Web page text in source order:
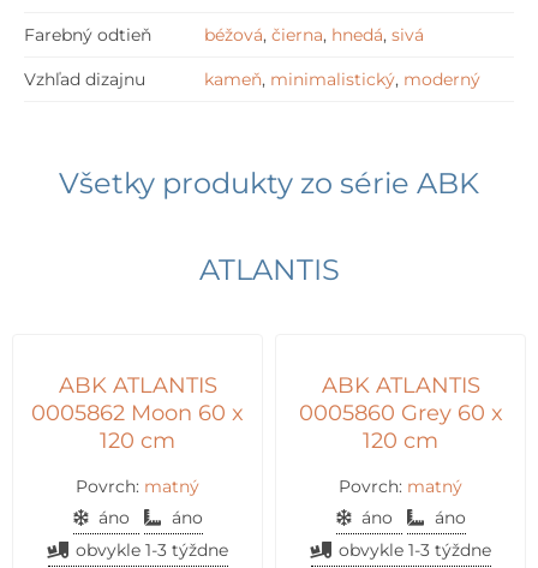
Farebný odtieň béžová, čierna, hnedá, sivá
Vzhľad dizajnu kameň, minimalistický, moderný
Všetky produkty zo série ABK
ATLANTIS
ABK ATLANTIS
0005862 Moon 60 x
120 cm
Povrch: matný
áno
áno
obvykle 1-3 týždne
ABK ATLANTIS
0005860 Grey 60 x
120 cm
Povrch: matný
áno
áno
obvykle 1-3 týždne